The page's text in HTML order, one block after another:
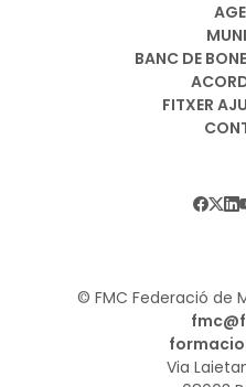
BANC DE
FITXER
© FMC Federació de
Via